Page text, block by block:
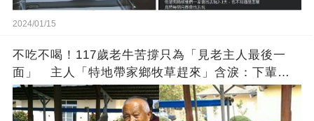
2024/01/15
不吃不喝！117歲老牛苦撐只為「見老主人最後一
面」 主人「特地帶家鄉牧草趕來」含淚：下輩子
找個好人家